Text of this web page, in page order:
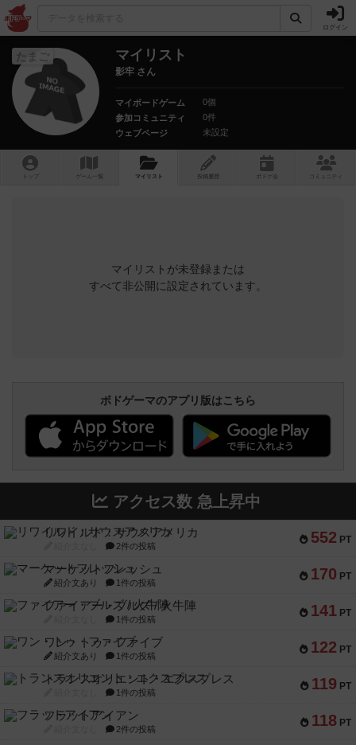
ログイン
たまご マイリスト
影牢 さん
マイボードゲーム
0個
参加コミュニティ
0件
ウェブページ
未設定
トップ ゲーム一覧 マイリスト 投稿履歴 ボ ドゲ コミュニティ
マイリストが未登録または
すべて非公開に設定されています。
ボドゲーマのアプリ版はこちら
アクセス数 急上昇中
552 PT
リワイルド：サウスアメリカ
2件の投稿
170 PT
マーケットフレッシュ
紹介文あり 1件の投稿
141 PT
ファイアー・ブルズ / 火牛陣
1件の投稿
122 PT
ワン・トゥ・ファイブ
紹介文あり 1件の投稿
119 PT
トランスオリエント・エクスプレス
1件の投稿
118 PT
フラットアイアン
2件の投稿